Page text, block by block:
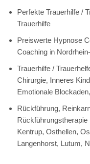
Perfekte Trauerhilfe /
Trauerhilfe
Preiswerte Hypnose
Coaching in
Trauerhilfe /
Chirurgie, Inneres
Emotionale
Rückführung,
Kentrup, Osthellen,
Langenhorst, Lutum,